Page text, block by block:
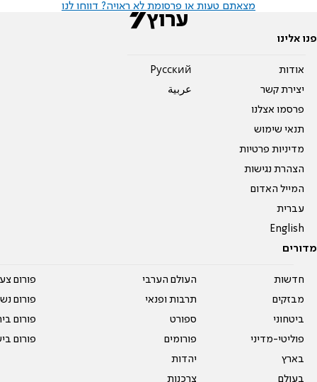
מצאתם טעות או פרסומת לא ראויה? דווחו לנו
פנו אלינו
אודות
יצירת קשר
פרסמו אצלנו
תנאי שימוש
מדיניות פרטיות
הצהרת נגישות
המייל האדום
עברית
English
Pусский
عربية
מדורים
חדשות
מבזקים
ביטחוני
פוליטי-מדיני
בארץ
בעולם
העולם הערבי
תרבות ופנאי
ספורט
פורומים
יהדות
צרכנות
פורום
פורום
פורום
פורום